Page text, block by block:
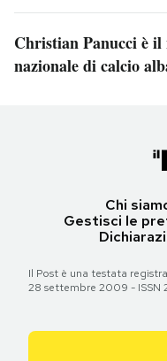
Christian Panucci è il
nazionale di calcio
Chi
Gestisci le
Il Post è una testata
28 settembre 2009 - ISSN